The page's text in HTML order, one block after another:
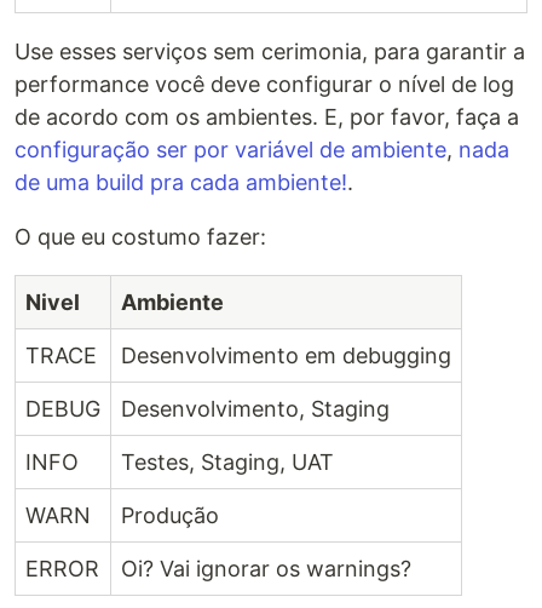
Use esses serviços sem cerimonia, para garantir a
performance você deve configurar o nível de log
de acordo com os ambientes. E, por favor, faça a
configuração ser por variável de ambiente, nada
de uma build pra cada ambiente!.
O que eu costumo fazer:
Nivel Ambiente
TRACE Desenvolvimento em debugging
DEBUG Desenvolvimento, Staging
INFO Testes, Staging, UAT
WARN Produção
ERROR Oi? Vai ignorar os warnings?